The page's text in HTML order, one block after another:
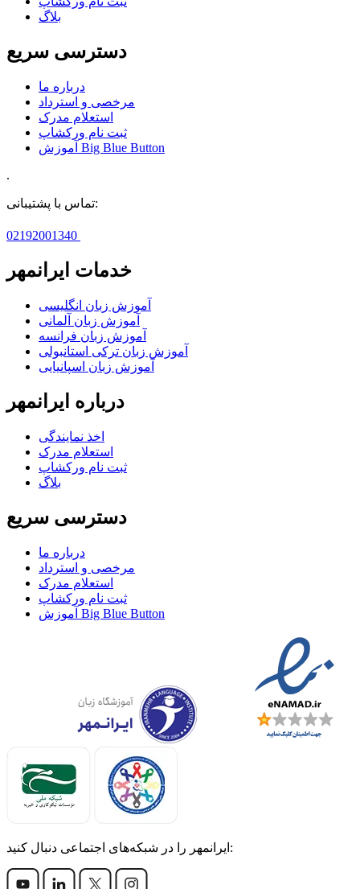
بلاگ
دسترسی سریع
درباره ما
مرخصی و استرداد
استعلام مدرک
ثبت نام ورکشاپ
آموزش Big Blue Button
.
تماس با پشتیبانی:
02192001340
خدمات ایرانمهر
آموزش زبان انگلیسی
آموزش زبان آلمانی
آموزش زبان فرانسه
آموزش زبان ترکی استانبولی
آموزش زبان اسپانیایی
درباره ایرانمهر
اخذ نمايندگی
استعلام مدرک
ثبت نام ورکشاپ
بلاگ
دسترسی سریع
درباره ما
مرخصی و استرداد
استعلام مدرک
ثبت نام ورکشاپ
آموزش Big Blue Button
ایرانمهر را در شبکه‌های اجتماعی دنبال کنید: